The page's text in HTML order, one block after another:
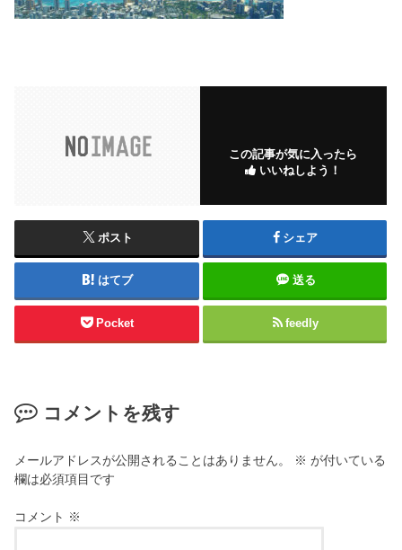
この記事が気に入ったら
いいねしよう！
ポスト シェア
はてブ 送る
Pocket feedly
コメントを残す
メールアドレスが公開されることはありません。 ※ が付いている
欄は必須項目です
コメント ※